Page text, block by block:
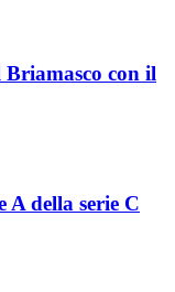
con il
A della serie C